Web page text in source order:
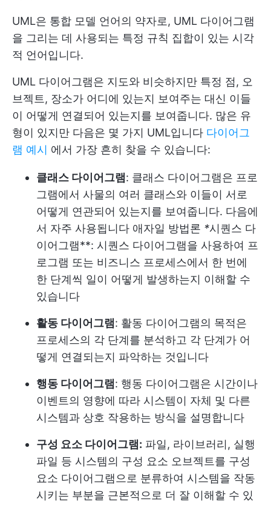
UML은 통합 모델 언어의 약자로, UML 다이어그램
을 그리는 데 사용되는 특정 규칙 집합이 있는 시각
적 언어입니다.
UML 다이어그램은 지도와 비슷하지만 특정 점, 오
브젝트, 장소가 어디에 있는지 보여주는 대신 이들
이 어떻게 연결되어 있는지를 보여줍니다. 많은 유
형이 있지만 다음은 몇 가지 UML입니다 다이어그
램 예시 에서 가장 흔히 찾을 수 있습니다:
클래스 다이어그램: 클래스 다이어그램은 프로
그램에서 사물의 여러 클래스와 이들이 서로
어떻게 연관되어 있는지를 보여줍니다. 다음에
서 자주 사용됩니다 애자일 방법론 *시퀀스 다
이어그램**: 시퀀스 다이어그램을 사용하여 프
로그램 또는 비즈니스 프로세스에서 한 번에
한 단계씩 일이 어떻게 발생하는지 이해할 수
있습니다
활동 다이어그램: 활동 다이어그램의 목적은
프로세스의 각 단계를 분석하고 각 단계가 어
떻게 연결되는지 파악하는 것입니다
행동 다이어그램: 행동 다이어그램은 시간이나
이벤트의 영향에 따라 시스템이 자체 및 다른
시스템과 상호 작용하는 방식을 설명합니다
구성 요소 다이어그램: 파일, 라이브러리, 실행
파일 등 시스템의 구성 요소 오브젝트를 구성
요소 다이어그램으로 분류하여 시스템을 작동
시키는 부분을 근본적으로 더 잘 이해할 수 있